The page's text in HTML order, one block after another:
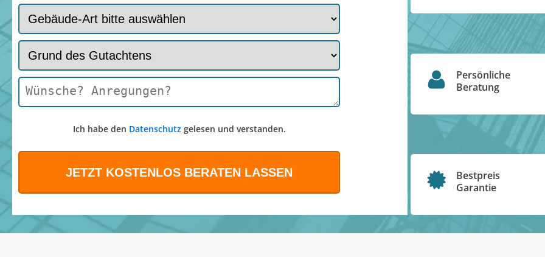
Ich habe den Datenschutzgelesen und verstanden.
Persönliche
Beratung
Bestpreis
Garantie